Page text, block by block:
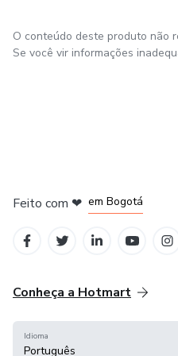
O conteúdo deste produto não
Se você vir informações
Feito com ❤ em Bogotá
Conheça a Hotmart
Idioma
Português